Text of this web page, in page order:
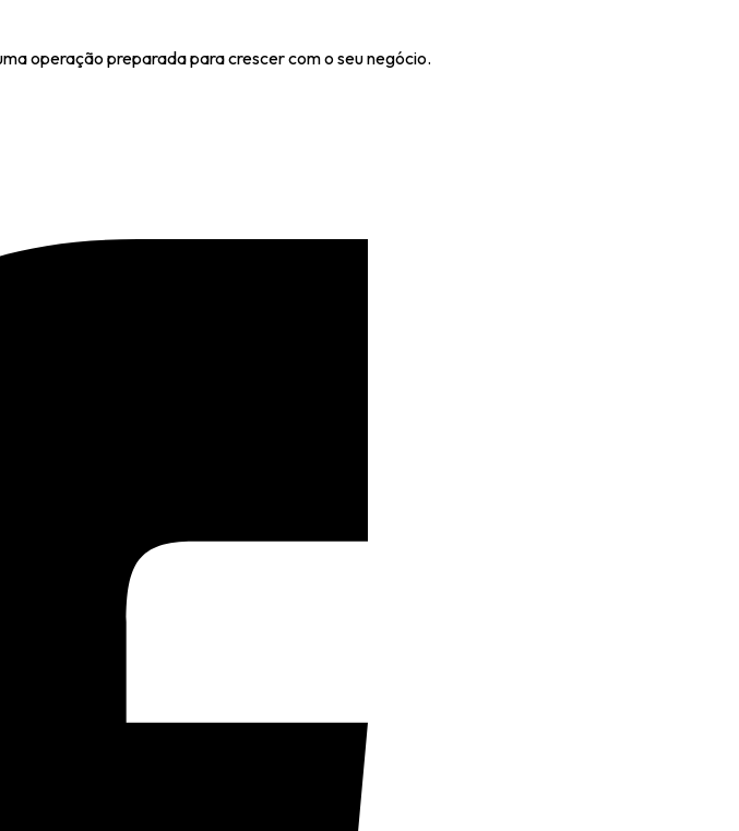
operação preparada para crescer com o seu negócio.